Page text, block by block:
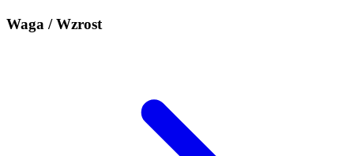
Waga / Wzrost